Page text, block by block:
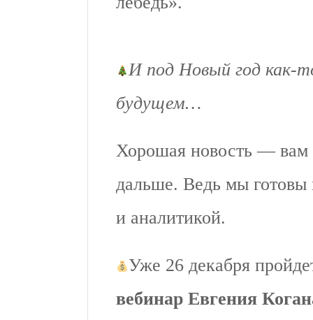
И под Новый год как-
будущем…
Хорошая новость — вам
дальше. Ведь мы готовы
и аналитикой.
Уже 26 декабря
вебинар Евгения